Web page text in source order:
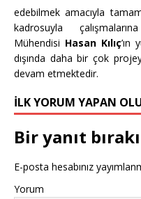
edebilmek amacıyla
kadrosuyla
Mühendisi Hasan Kılıç
dışında daha bir çok
devam etmektedir.
İLK YORUM YAPAN
Bir yanıt
E-posta hesabınız
Yorum